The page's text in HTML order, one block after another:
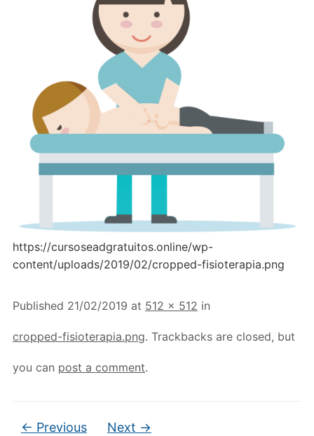
https://cursoseadgratuitos.online/wp-
content/uploads/2019/02/cropped-fisioterapia.png
Published 21/02/2019 at 512 × 512 in
cropped-fisioterapia.png. Trackbacks are closed, but
you can post a comment.
← Previous Next →